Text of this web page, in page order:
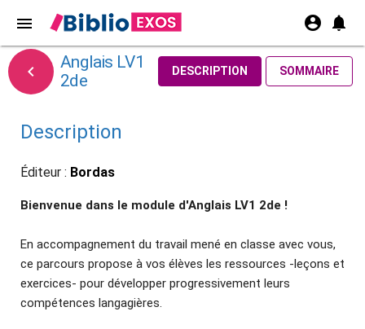
menu account_circle notifications

Anglais LV1
2de
DESCRIPTION SOMMAIRE
Description
Éditeur : Bordas
Bienvenue dans le module d'Anglais LV1 2de !
En accompagnement du travail mené en classe avec vous,
ce parcours propose à vos élèves les ressources -leçons et
exercices- pour développer progressivement leurs
compétences langagières.